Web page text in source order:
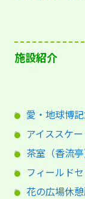
施設紹介
愛・地球博
アイススケ
茶室（香流
フィールド
花の広場休